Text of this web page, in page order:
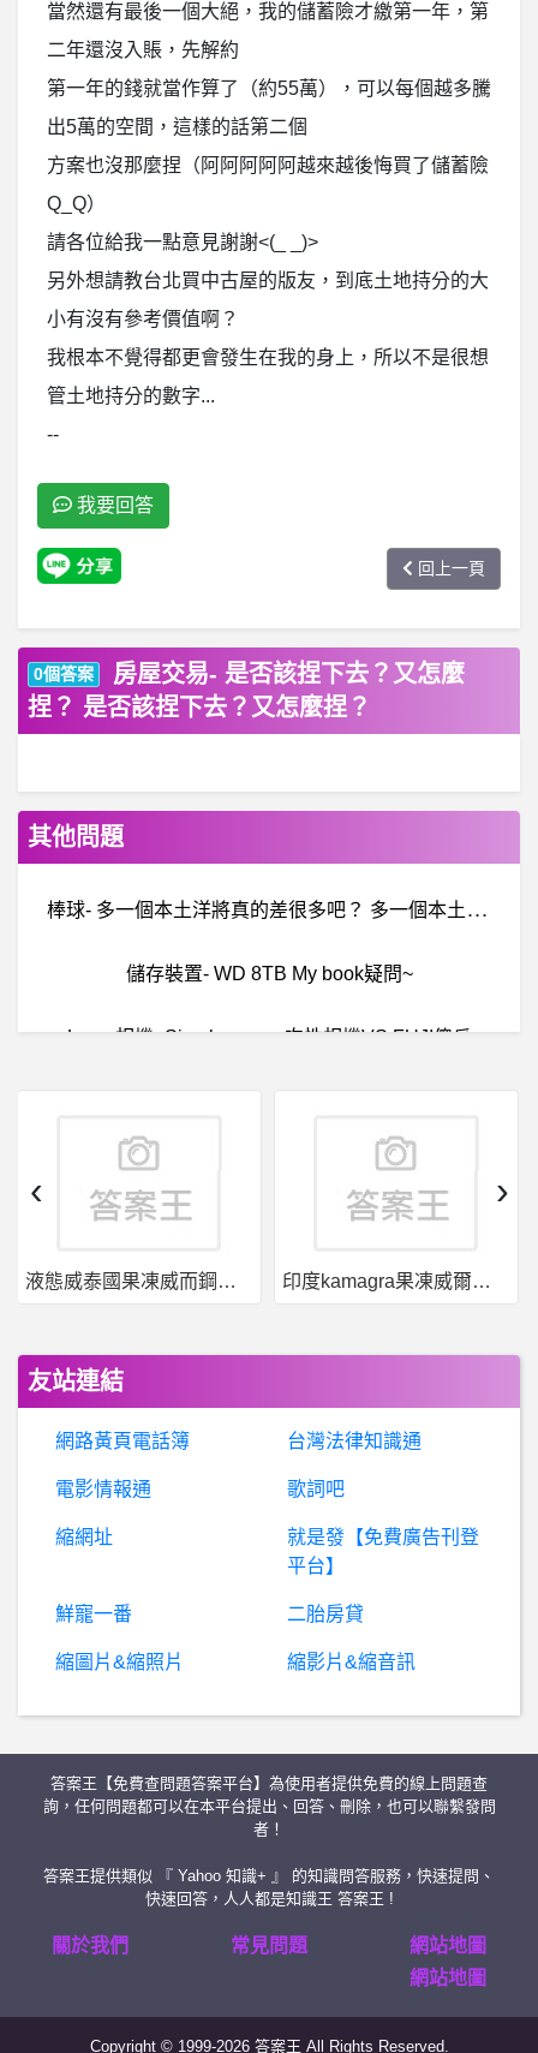
當然還有最後一個大絕，我的儲蓄險才繳第一年，第
二年還沒入賬，先解約
第一年的錢就當作算了（約55萬），可以每個越多騰
出5萬的空間，這樣的話第二個
方案也沒那麼捏（阿阿阿阿阿越來越後悔買了儲蓄險
Q_Q）
請各位給我一點意見謝謝<(_ _)>
另外想請教台北買中古屋的版友，到底土地持分的大
小有沒有參考價值啊？
我根本不覺得都更會發生在我的身上，所以不是很想
管土地持分的數字...
--
我要回答
回上一頁
0個答案
房屋交易- 是否該捏下去？又怎麼
捏？ 是否該捏下去？又怎麼捏？
其他問題
棒
球- 多一個本土洋將真的差很多吧？ 多一個本土洋將真的差很多吧？
儲存裝置- WD 8TB My book疑問~
Lomo相機- Simple use 一次性相機VS FUJI傻瓜
行動通訊- 鐘文澤 M1 IPAD PRO 12.9開箱
宜蘭監獄-同居人可以參加面對面懇親嗎?
BaseballXXXX- 你們大朱 你們大朱
輸入法討論- 請問新酷音pime要怎麼裝在mac上？
嘻
哈音樂- 有人為了BCW去買車的嗎 有人為了BCW去買車的嗎
單眼相機- L環集中討論區
Mathematica- 方程式求反函式
股
票- 目前滿手美金的股票有哪些？ 目前滿手美金的股票有哪些？
BaseballXXXX- 梔梔怎麼紅的 梔梔怎麼紅的
液態威泰國果凍威而鋼哪裡買 印度kamagra果凍威爾剛用於治療男性勃起功能障礙
‹ ›
友站連結
網路黃頁電話簿 台灣法律知識通
電影情報通 歌詞吧
縮網址
就是發【免費廣告刊登
平台】
鮮寵一番 二胎房貸
縮圖片&縮照片 縮影片&縮音訊
答案王【免費查問題答案平台】為使用者提供免費的線上問題查
詢，任何問題都可以在本平台提出、回答、刪除，也可以聯繫發問
者！
答案王提供類似 『 Yahoo 知識+ 』 的知識問答服務，快速提問、
快速回答，人人都是知識王 答案王 !
關於我們 常見問題
網站地圖
網站地圖
Copyright © 1999-2026 答案王 All Rights Reserved.